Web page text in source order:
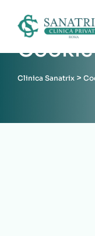
content
Clinica Sanatrix >